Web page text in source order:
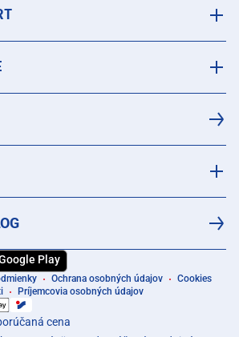
Play
Ochrana osobných údajov
Cookies
Príjemcovia osobných údajov
cena